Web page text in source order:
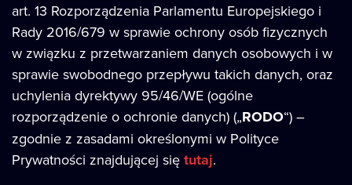
art. 13 Rozporządzenia Parlamentu Europejskiego i
Rady 2016/679 w sprawie ochrony osób fizycznych
w związku z przetwarzaniem danych osobowych i w
sprawie swobodnego przepływu takich danych, oraz
uchylenia dyrektywy 95/46/WE (ogólne
rozporządzenie o ochronie danych) („RODO“) –
zgodnie z zasadami określonymi w Polityce
Prywatności znajdującej się tutaj.